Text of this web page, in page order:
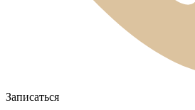
Записаться